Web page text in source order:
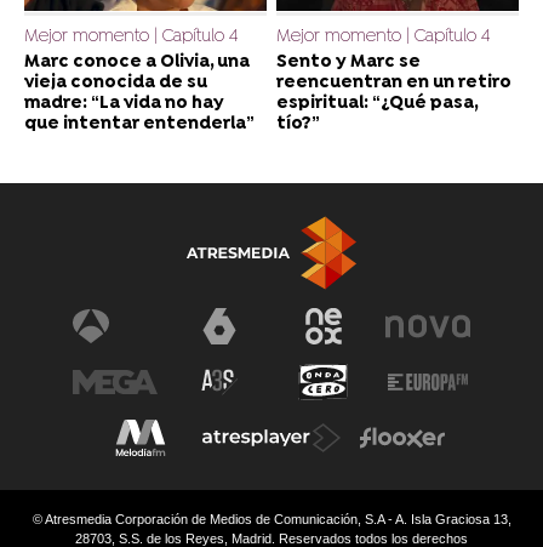
Mejor momento | Capítulo 4
Marc conoce a Olivia, una
vieja conocida de su
madre: “La vida no hay
que intentar entenderla”
Mejor momento | Capítulo 4
Sento y Marc se
reencuentran en un retiro
espiritual: “¿Qué pasa,
tío?”
© Atresmedia Corporación de Medios de Comunicación, S.A - A. Isla Graciosa 13,
28703, S.S. de los Reyes, Madrid. Reservados todos los derechos